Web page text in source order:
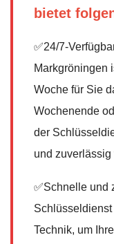
bietet
✅24/7-
Markgröningen
Woche für Sie
Wochenende
der
und zuverlässig
✅Schnelle und
Technik, um